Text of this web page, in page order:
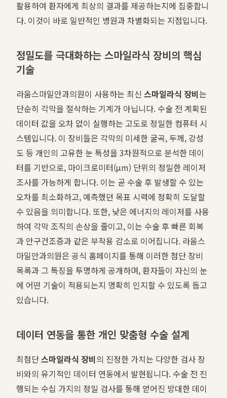
활용하여 환자에게 최상의 결과를 제공하는지에 집중합니
다. 이것이 바로 일반적인 병원과 차별화되는 지점입니다.
정밀도를 극대화하는 스마일라식 장비의 핵심
기술
라움스마일안과의원이 사용하는 최신 스마일라식 장비는
단순히 각막을 절삭하는 기계가 아닙니다. 수술 전 계획된
데이터 값을 오차 없이 실행하는 고도로 정밀한 컴퓨터 시
스템입니다. 이 장비들은 각막의 미세한 굴곡, 두께, 강성
도 등 개인의 고유한 눈 특성을 3차원적으로 분석한 데이
터를 기반으로, 마이크로미터(μm) 단위의 정밀한 레이저
조사를 가능하게 합니다. 이는 곧 수술 후 발생할 수 있는
오차를 최소화하고, 예측했던 목표 시력에 정확히 도달할
수 있음을 의미합니다. 또한, 낮은 에너지의 레이저를 사용
하여 각막 조직의 손상을 줄이고, 이는 수술 후 빠른 회복
과 안구건조증과 같은 부작용 감소로 이어집니다. 라움스
마일안과의원은 공식 홈페이지를 통해 이러한 첨단 장비
목록과 그 특징을 투명하게 공개하며, 환자들이 자신의 눈
에 어떤 기술이 적용되는지 명확히 인지할 수 있도록 돕고
있습니다.
데이터 연동을 통한 개인 맞춤형 수술 설계
최첨단스마일라식 장비의 진정한 가치는 다양한 검사 장
비와의 유기적인 데이터 연동에서 발현됩니다. 수술 전 진
행되는 수십 가지의 정밀 검사를 통해 얻어진 방대한 데이